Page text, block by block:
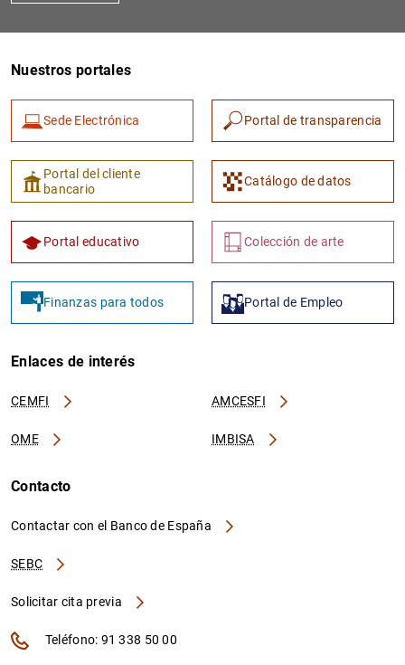
Nuestros portales
Sede Electrónica Portal de transparencia
Portal del cliente
bancario
Catálogo de datos
Portal educativo Colección de arte
Finanzas para todos Portal de Empleo
Enlaces de interés
CEMFI AMCESFI
OME IMBISA
Contacto
Contactar con el Banco de España
SEBC
Solicitar cita previa
Teléfono: 91 338 50 00